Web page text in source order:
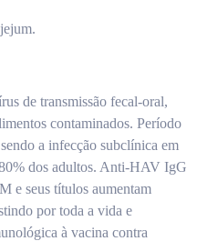
de transmissão fecal-oral,
contaminados. Período
a infecção subclínica em
dos adultos. Anti-HAV IgG
e seus títulos aumentam
por toda a vida e
à vacina contra